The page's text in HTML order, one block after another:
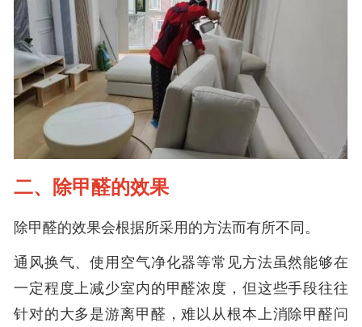
二、除甲醛的效果
除甲醛的效果会根据所采用的方法而有所不同。
通风换气、使用空气净化器等常见方法虽然能够在
一定程度上减少室内的甲醛浓度，但这些手段往往
针对的大多是游离甲醛，难以从根本上消除甲醛问